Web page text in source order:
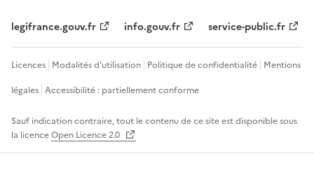
legifrance.gouv.fr info.gouv.fr service-public.fr
Licences Modalités d'utilisation Politique de confidentialité Mentions
légales Accessibilité : partiellement conforme
Sauf indication contraire, tout le contenu de ce site est disponible sous
la licenceOpen Licence 2.0